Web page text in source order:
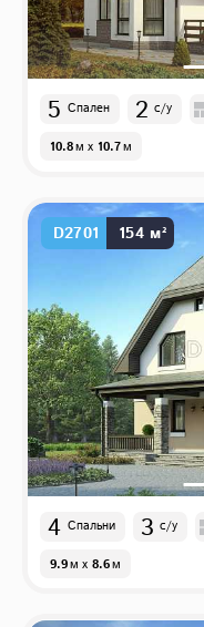
5 Спален 2 с/у
10.8м x 10.7м
D2701 154 м²
4 Спальни 3 с/у
9.9м x 8.6м